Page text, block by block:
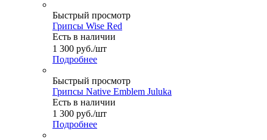
Быстрый просмотр
Грипсы Wise Red
Есть в наличии
1 300 руб./шт
Подробнее
Быстрый просмотр
Грипсы Native Emblem Juluka
Есть в наличии
1 300 руб./шт
Подробнее